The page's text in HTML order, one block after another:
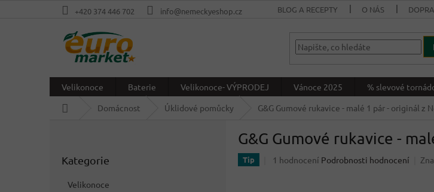
+420 374 446 702 info@nemeckyeshop.cz BLOG A RECEPTY O NÁS
Velikonoce Baterie Velikonoce- VÝPRODEJ Vánoce 2025 % slevové
Domácnost Úklidové pomůcky G&G Gumové rukavice - malé 1 pár- originál z
kategorie
Kategorie
Velikonoce
G&G Gumové rukavice -
Tip
Průměrné
1 hodnocení Podrobnosti hodnocení